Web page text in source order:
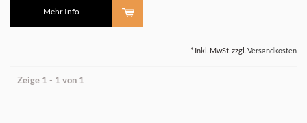
Mehr Info
* Inkl. MwSt. zzgl. Versandkosten
Zeige 1 - 1 von 1